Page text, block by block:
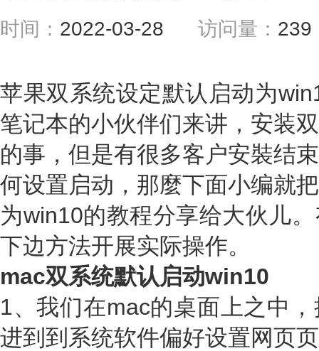
时间： 2022-03-28 访问量：
苹果双系统设定默认启动为
笔记本的小伙伴们来讲，安装
的事，但是有很多客户安裝结
何设置启动，那麼下面小编就
为win10的教程分享给大伙儿
下边方法开展实际操作。
mac双系统默认启动win10
1、我们在mac的桌面上之中
进到到系统软件偏好设置网页